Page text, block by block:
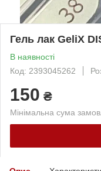
Гель лак GeliX
В наявності
Код: 2393045262
150 ₴
Мінімальна сума